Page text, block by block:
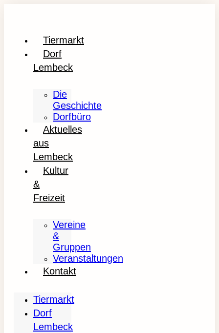
Tiermarkt
Dorf
Lembeck
Die
Geschichte
Dorfbüro
Aktuelles
aus
Lembeck
Kultur
&
Freizeit
Vereine
&
Gruppen
Veranstaltungen
Kontakt
Tiermarkt
Dorf
Lembeck